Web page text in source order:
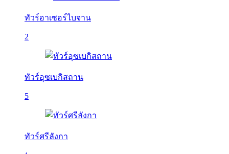
ทัวร์อาเซอร์ไบจาน
2
ทัวร์อุซเบกิสถาน
5
ทัวร์ศรีลังกา